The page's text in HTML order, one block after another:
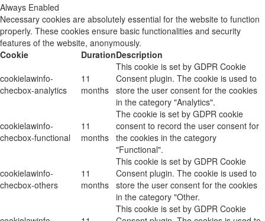
Always Enabled
Necessary cookies are absolutely essential for the website to function
properly. These cookies ensure basic functionalities and security
features of the website, anonymously.
Cookie
DurationDescription
cookielawinfo-
checbox-analytics
11
months
This cookie is set by GDPR Cookie
Consent plugin. The cookie is used to
store the user consent for the cookies
in the category "Analytics".
cookielawinfo-
checbox-functional
11
months
The cookie is set by GDPR cookie
consent to record the user consent for
the cookies in the category
"Functional".
cookielawinfo-
checbox-others
11
months
This cookie is set by GDPR Cookie
Consent plugin. The cookie is used to
store the user consent for the cookies
in the category "Other.
This cookie is set by GDPR Cookie